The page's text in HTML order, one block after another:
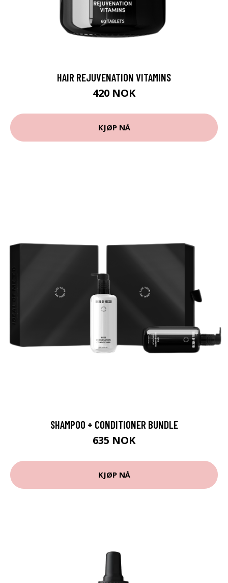
HAIR REJUVENATION VITAMINS
420 NOK
KJØP NÅ
SHAMPOO + CONDITIONER BUNDLE
635 NOK
KJØP NÅ